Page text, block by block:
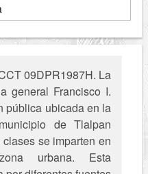
09DPR1987H. La
general Francisco I.
pública ubicada en la
de Tlalpan
se imparten en
urbana. Esta